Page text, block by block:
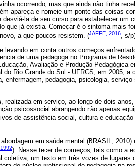
ocorrendo, mas que ainda não tinha
apareça e nomeie um ponto das coisas
la de seu curso para estabelecer um
que já existia. Começar é o sintoma mais
a que poucos resistem. (JAFFE, 2016, s/p)
levando em conta outros começos
de uma pedagoga no Programa de
Avaliação e Produção Pedagógica
Rio Grande do Sul - UFRGS, em 2005, a
enfermagem, pedagogia, psicologia, serviço
, realizada em serviço, ao longo de dois
psicossocial abrangendo não apenas
de assistência social, cultura e
em saúde mental (BRASIL, 2010)
). Nesse tecer de começos, tais como a
coletiva, um texto em três vozes de lugares